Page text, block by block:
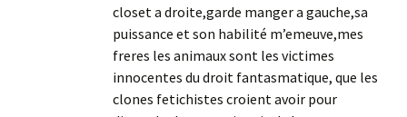
closet a droite,garde manger a gauche,sa
puissance et son habilité m’emeuve,mes
freres les animaux sont les victimes
innocentes du droit fantasmatique, que les
clones fetichistes croient avoir pour